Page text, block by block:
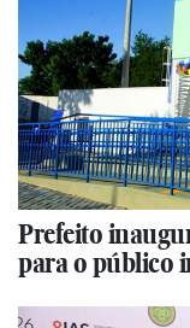
Prefeito
para o público